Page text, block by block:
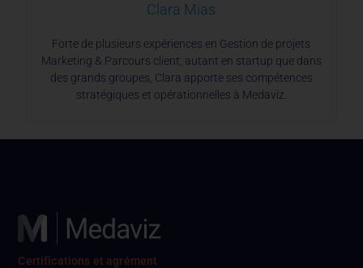
Clara Mias
Forte de plusieurs expériences en Gestion de projets
Marketing & Parcours client, autant en startup que dans
des grands groupes, Clara apporte ses compétences
stratégiques et opérationnelles à Medaviz.
Certifications et agrément